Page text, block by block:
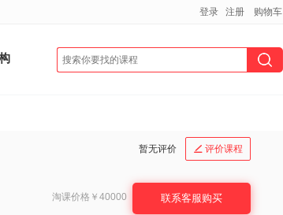
暂无评价  评价课程
淘课价格 ￥40000 联系客服购买
登录 注册 购物车